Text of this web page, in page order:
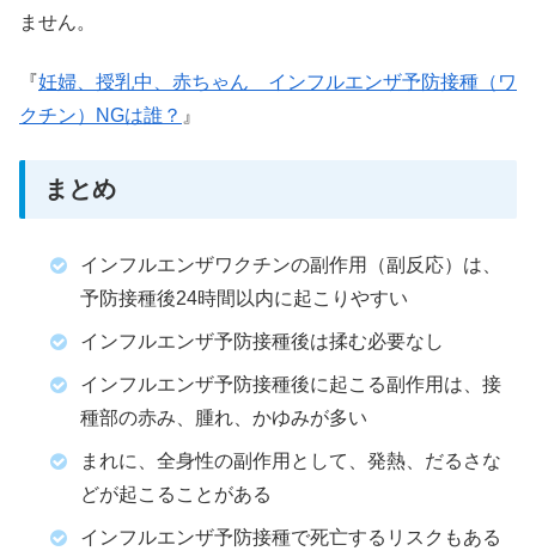
ません。
『妊婦、授乳中、赤ちゃん インフルエンザ予防接種（ワ
クチン）NGは誰？ 』
まとめ
インフルエンザワクチンの副作用（副反応）は、
予防接種後24時間以内に起こりやすい
インフルエンザ予防接種後は揉む必要なし
インフルエンザ予防接種後に起こる副作用は、接
種部の赤み、腫れ、かゆみが多い
まれに、全身性の副作用として、発熱、だるさな
どが起こることがある
インフルエンザ予防接種で死亡するリスクもある